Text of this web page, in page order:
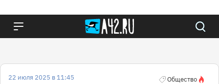
22 июля 2025 в 11:45 Общество